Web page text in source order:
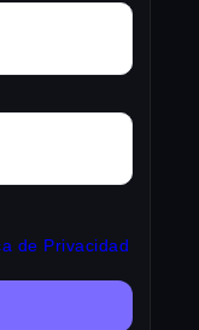
de Privacidad